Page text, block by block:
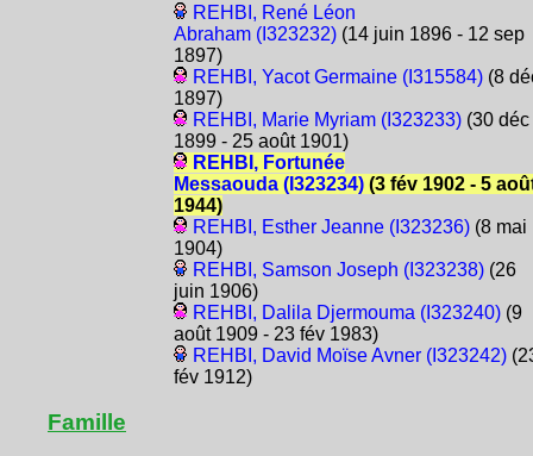
REHBI, René Léon
Abraham (I323232)(14 juin 1896 - 12 sep
1897)
REHBI, Yacot Germaine (I315584)(8
1897)
REHBI, Marie Myriam (I323233)(30 déc
1899 - 25 août 1901)
REHBI, Fortunée
Messaouda (I323234)(3 fév 1902 - 5
1944)
REHBI, Esther Jeanne (I323236)(8 mai
1904)
REHBI, Samson Joseph (I323238)(26
juin 1906)
REHBI, Dalila Djermouma (I323240)(9
août 1909 - 23 fév 1983)
REHBI, David Moïse Avner (I323242)
fév 1912)
Famille